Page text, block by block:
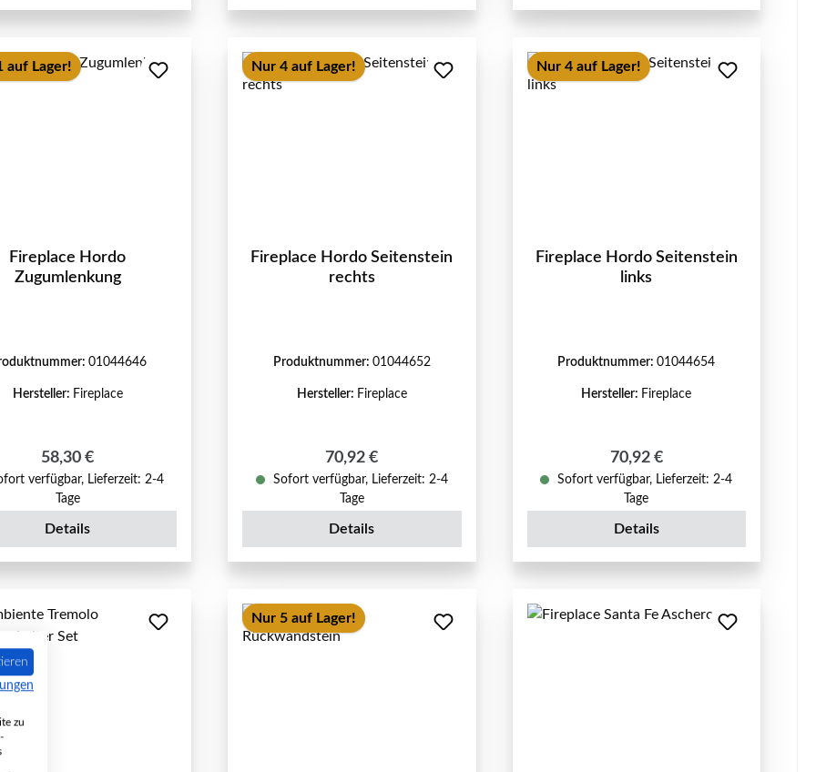
auf Lager!
Fireplace Hordo
Zugumlenkung
01044646
Hersteller: Fireplace
Regulärer Preis:
58,30 €
verfügbar, Lieferzeit: 2-4
Tage
Details
Nur 4 auf Lager!
Fireplace Hordo Seitenstein
rechts
Produktnummer: 01044652
Hersteller: Fireplace
Regulärer Preis:
70,92 €
Sofort verfügbar, Lieferzeit: 2-4
Tage
Details
Nur 4 auf Lager!
Fireplace Hordo Seitenstein
links
Produktnummer:01044654
Hersteller: Fireplace
Regulärer Preis:
70,92 €
Sofort verfügbar, Lieferzeit: 2-4
Tage
Details
Nur 5 auf Lager!
zu